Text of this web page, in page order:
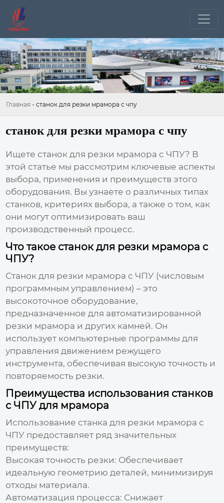
Главная - станок для резки мрамора с чпу
станок для резки мрамора с чпу
Ищете станок для резки мрамора с ЧПУ? В
этой статье мы рассмотрим ключевые аспекты
выбора, применения и преимуществ этого
оборудования. Вы узнаете о различных типах
станков, критериях выбора, а также о том, как
они могут оптимизировать ваш
производственный процесс.
Что такое станок для резки мрамора с
ЧПУ?
Станок для резки мрамора с ЧПУ (числовым
программным управлением) – это
высокоточное оборудование,
предназначенное для автоматизированной
резки мрамора и других камней. Он
использует компьютерные программы для
управления движением режущего
инструмента, обеспечивая высокую точность и
повторяемость резки.
Преимущества использования станков
с ЧПУ для мрамора
Использование станка для резки мрамора с
ЧПУ предоставляет ряд значительных
преимуществ:
Высокая точность резки: Обеспечивает
идеальную геометрию деталей, минимизируя
отходы материала.
Автоматизация процесса: Снижает